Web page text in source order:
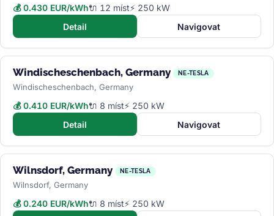
💰 0.430 EUR/kWh🔌 12 míst⚡ 250 kW
Detail
Navigovat
Windischeschenbach, Germany NE-TESLA
Windischeschenbach, Germany
💰 0.410 EUR/kWh🔌 8 míst⚡ 250 kW
Detail
Navigovat
Wilnsdorf, Germany NE-TESLA
Wilnsdorf, Germany
💰 0.240 EUR/kWh🔌 8 míst⚡ 250 kW